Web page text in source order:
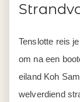
Tenslotte reis
om na een
eiland Koh
welverdiend